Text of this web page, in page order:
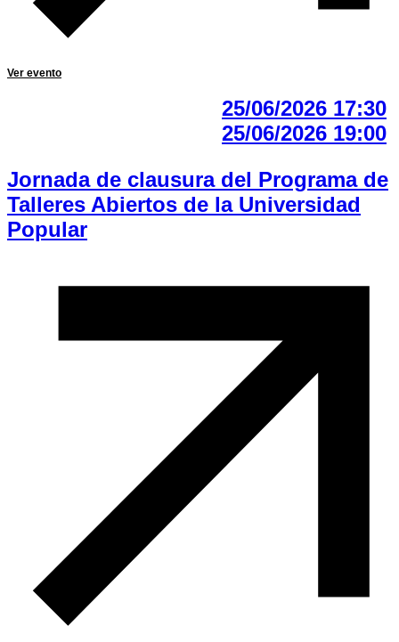
Ver evento
25/06/2026 17:30
25/06/2026 19:00
Jornada de clausura del Programa de
Talleres Abiertos de la Universidad
Popular